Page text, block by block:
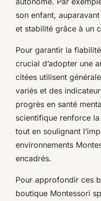
son enfant,
et stabilité grâce à un
Pour garantir la
crucial d’adopter une
citées utilisent
variés et des
progrès en santé
scientifique renforce
tout en soulignant
environnements
encadrés.
Pour approfondir ces
boutique Montessori